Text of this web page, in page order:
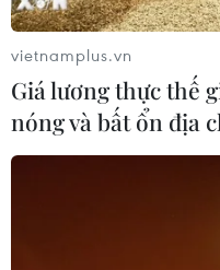
vietnamplus.vn
Giá lương thực thế
nóng và bất ổn địa